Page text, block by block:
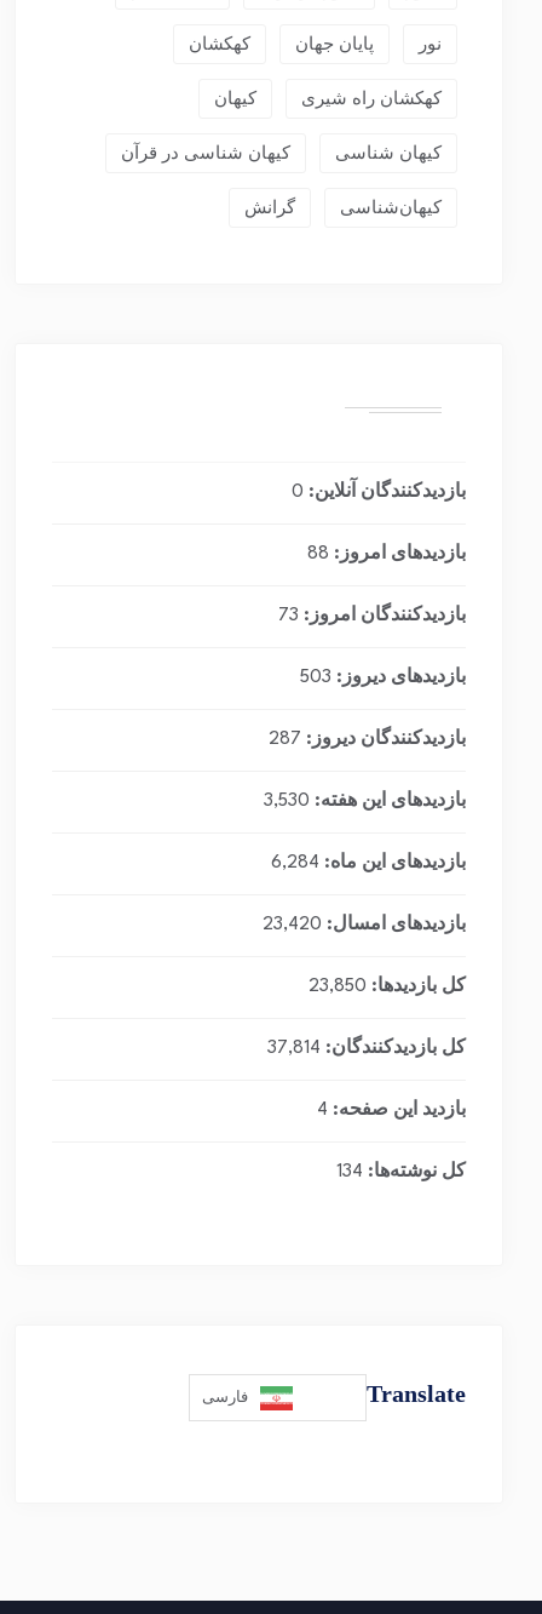
نور پایان جهان کهکشان
کهکشان راه شیری کیهان
کیهان شناسی کیهان شناسی در قرآن
کیهان‌شناسی گرانش
بازدیدکنندگان آنلاین: 0
بازدیدهای امروز: 88
بازدیدکنندگان امروز: 73
بازدیدهای دیروز: 503
بازدیدکنندگان دیروز: 287
بازدیدهای این هفته: 3,530
بازدیدهای این ماه: 6,284
بازدیدهای امسال: 23,420
کل بازدیدها: 23,850
کل بازدیدکنند‌گان: 37,814
بازدید این صفحه: 4
کل نوشته‌ها: 134
Translate فارسی